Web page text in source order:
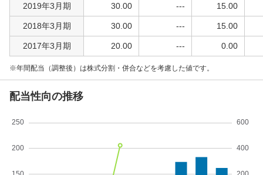
2019年3月期 30.00 --- 15.00
2018年3月期 30.00 --- 15.00
2017年3月期 20.00 --- 0.00
年間配当（調整後）は株式分割・併合などを考慮した値です。
配当性向の推移